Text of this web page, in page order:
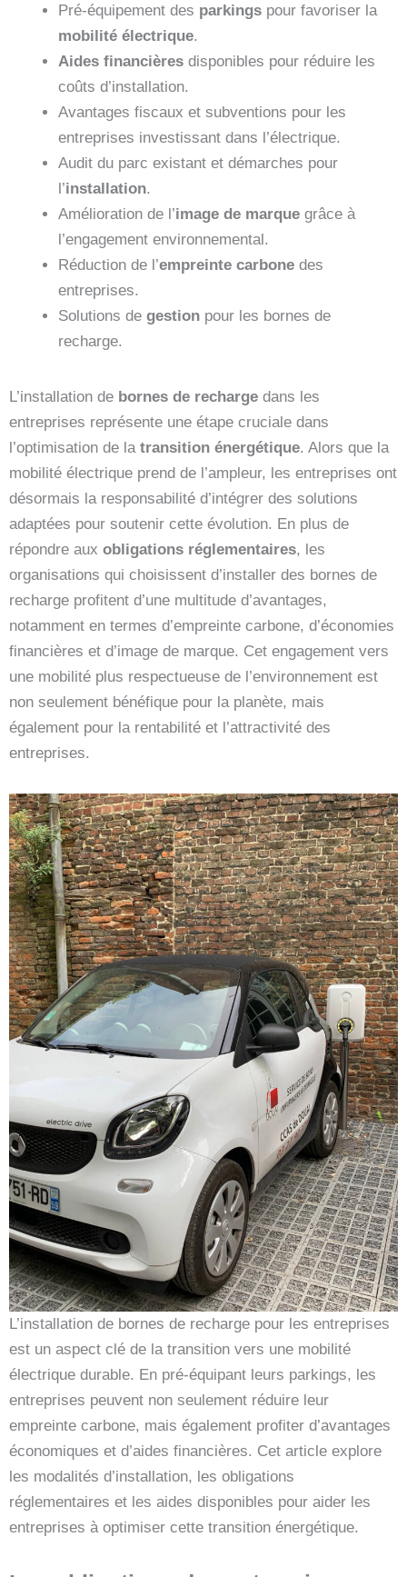
Pré-équipement des parkings pour favoriser la
mobilité électrique.
Aides financières disponibles pour réduire les
coûts d’installation.
Avantages fiscaux et subventions pour les
entreprises investissant dans l’électrique.
Audit du parc existant et démarches pour
l’installation.
Amélioration de l’image de marque grâce à
l’engagement environnemental.
Réduction de l’empreinte carbone des
entreprises.
Solutions de gestion pour les bornes de
recharge.
L’installation de bornes de recharge dans les
entreprises représente une étape cruciale dans
l’optimisation de la transition énergétique. Alors que la
mobilité électrique prend de l’ampleur, les entreprises ont
désormais la responsabilité d’intégrer des solutions
adaptées pour soutenir cette évolution. En plus de
répondre aux obligations réglementaires, les
organisations qui choisissent d’installer des bornes de
recharge profitent d’une multitude d’avantages,
notamment en termes d’empreinte carbone, d’économies
financières et d’image de marque. Cet engagement vers
une mobilité plus respectueuse de l’environnement est
non seulement bénéfique pour la planète, mais
également pour la rentabilité et l’attractivité des
entreprises.
L’installation de bornes de recharge pour les entreprises
est un aspect clé de la transition vers une mobilité
électrique durable. En pré-équipant leurs parkings, les
entreprises peuvent non seulement réduire leur
empreinte carbone, mais également profiter d’avantages
économiques et d’aides financières. Cet article explore
les modalités d’installation, les obligations
réglementaires et les aides disponibles pour aider les
entreprises à optimiser cette transition énergétique.